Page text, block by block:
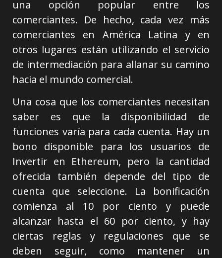
una opción popular entre los
comerciantes. De hecho, cada vez más
comerciantes en América Latina y en
otros lugares están utilizando el servicio
de intermediación para allanar su camino
hacia el mundo comercial.
Una cosa que los comerciantes necesitan
saber es que la disponibilidad de
funciones varía para cada cuenta. Hay un
bono disponible para los usuarios de
Invertir en Ethereum, pero la cantidad
ofrecida también depende del tipo de
cuenta que seleccione. La bonificación
comienza al 10 por ciento y puede
alcanzar hasta el 60 por ciento, y hay
ciertas reglas y regulaciones que se
deben seguir, como mantener un